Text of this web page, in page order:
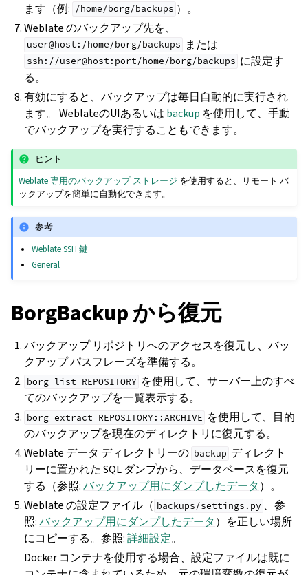
ます（例: /home/borg/backups ）。
Weblate のバックアップ先を、
user@host:/home/borg/backups または
ssh://user@host:port/home/borg/backups に設定す
る。
有効にすると、バックアップは毎日自動的に実行され
ます。 WeblateのUIあるいは backup を使用して、手動
でバックアップを実行することもできます。
ヒント
Weblate 専用のバックアップ ストレージ を使用すると、リモート バ
ックアップを簡単に自動化できます。
参考
Weblate SSH 鍵
General
BorgBackup から復元
バックアップ リポジトリへのアクセスを復元し、バッ
クアップ パスフレーズを準備する。
borg list REPOSITORY を使用して、サーバー上のすべ
てのバックアップを一覧表示する。
borg extract REPOSITORY::ARCHIVE を使用して、目的
のバックアップを現在のディレクトリに復元する。
Weblate データ ディレクトリーの backup ディレクト
リーに置かれた SQL ダンプから、データベースを復元
する（参照:バックアップ用にダンプしたデータ）。
Weblate の設定ファイル（ backups/settings.py 、参
照:バックアップ用にダンプしたデータ）を正しい場所
にコピーする。参照:詳細設定。
Docker コンテナを使用する場合、設定ファイルは既に